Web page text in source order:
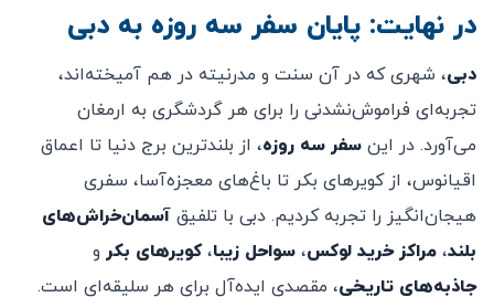
در نهایت: پایان سفر سه روزه به دبی
دبی، شهری که در آن سنت و مدرنیته در هم آمیخته‌اند،
تجربه‌ای فراموش‌نشدنی را برای هر گردشگری به ارمغان
می‌آورد. در این سفر سه روزه، از بلندترین برج دنیا تا اعماق
اقیانوس، از کویرهای بکر تا باغ‌های معجزه‌آسا، سفری
هیجان‌انگیز را تجربه کردیم. دبی با تلفیق آسمان‌خراش‌های
بلند، مراکز خرید لوکس، سواحل زیبا،کویرهای بکر و
جاذبه‌های تاریخی، مقصدی ایده‌آل برای هر سلیقه‌ای است.